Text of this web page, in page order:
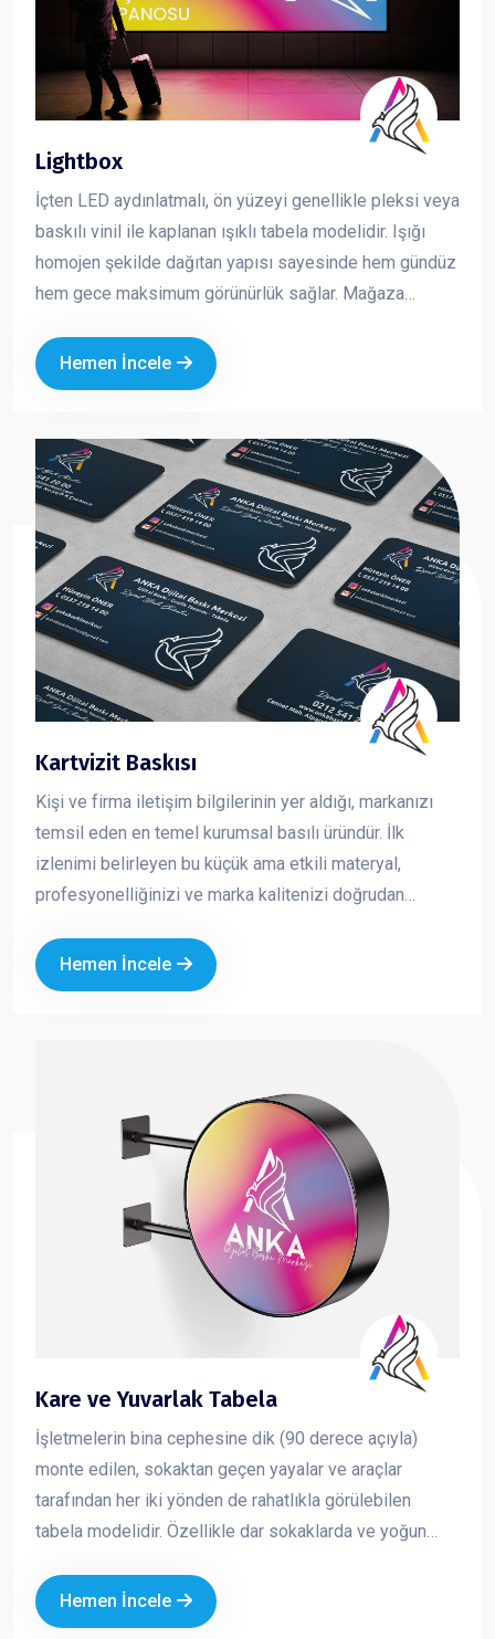
Lightbox
İçten LED aydınlatmalı, ön yüzeyi genellikle pleksi veya
baskılı vinil ile kaplanan ışıklı tabela modelidir. Işığı
homojen şekilde dağıtan yapısı sayesinde hem gündüz
hem gece maksimum görünürlük sağlar. Mağaza
tercih edilen tabela çözümlerinden biridir. Dikkat çekici,
net ve profesyonel bir sunum sağlar.
Hemen İncele
Kartvizit Baskısı
Kişi ve firma iletişim bilgilerinin yer aldığı, markanızı
temsil eden en temel kurumsal basılı üründür. İlk
izlenimi belirleyen bu küçük ama etkili materyal,
profesyonelliğinizi ve marka kalitenizi doğrudan
uygulamaları ile hazırlanan kartvizitler, firmanızın
prestijini artırır ve akılda kalıcılığını güçlendirir.
Hemen İncele
Kare ve Yuvarlak Tabela
İşletmelerin bina cephesine dik (90 derece açıyla)
monte edilen, sokaktan geçen yayalar ve araçlar
tarafından her iki yönden de rahatlıkla görülebilen
tabela modelidir. Özellikle dar sokaklarda ve yoğun
formlarda üretilen yan tabelalar; ışıklı veya ışıksız
seçenekleriyle markanızın dikkat çekmesini ve
Hemen İncele